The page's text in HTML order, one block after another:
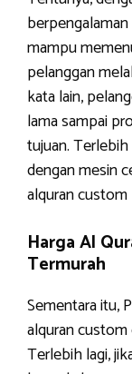
mampu
pelanggan
kata lain,
lama sampai
tujuan.
dengan mesin
alquran custom
Harga Al
Termurah
Sementara itu,
alquran custom
Terlebih lagi,